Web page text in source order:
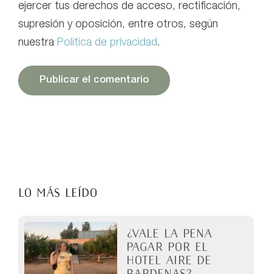
ejercer tus derechos de acceso, rectificación,
supresión y oposición, entre otros, según
nuestra Política de privacidad.
LO MÁS LEÍDO
¿Vale la pena
pagar por el
Hotel Aire de